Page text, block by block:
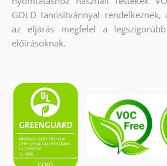
GOLD tanúsítvánnyal
az eljárás megfelel a
előírásoknak.